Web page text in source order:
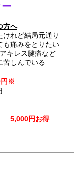
方へ
けれど結局元通り
も痛みをとりたい
キレス腱痛など
苦しんでいる
円※
5,000円お得